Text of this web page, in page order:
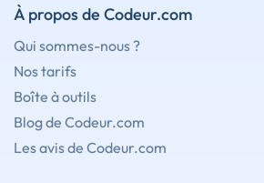
À propos de Codeur.com
Qui sommes-nous ?
Nos tarifs
Boîte à outils
Blog de Codeur.com
Les avis de Codeur.com